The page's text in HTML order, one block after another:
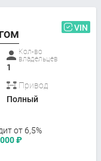
VIN
Кол-во
владельцев
1
Привод
Полный
от 6,5%
₽